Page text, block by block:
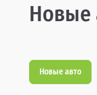
Новые
Новые авто